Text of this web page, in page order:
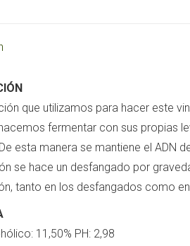
que utilizamos para hacer este
fermentar con sus propias
esta manera se mantiene el ADN
se hace un desfangado por
tanto en los desfangados como
11,50% PH: 2,98